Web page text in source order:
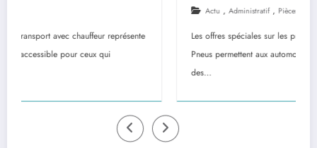
Pièces Et Équipements
Les offres spéciales sur les pneus 4 saisons proposées par 123
Pneus permettent aux automobilistes d'équiper leur véhicule avec